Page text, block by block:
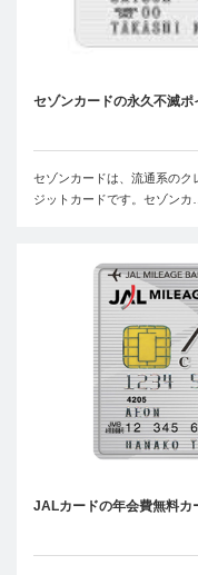
セゾンカードの永久不滅ポ
セゾンカードは、流通系のク
ジットカードです。セゾンカ…
JALカードの年会費無料